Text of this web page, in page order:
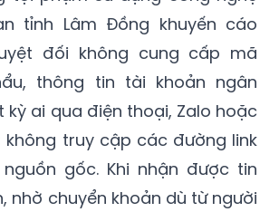
tỉnh Lâm Đồng khuyến cáo
đối không cung cấp mã
thông tin tài khoản ngân
kỳ ai qua điện thoại, Zalo hoặc
không truy cập các đường link
gốc. Khi nhận được tin
nhờ chuyển khoản dù từ người